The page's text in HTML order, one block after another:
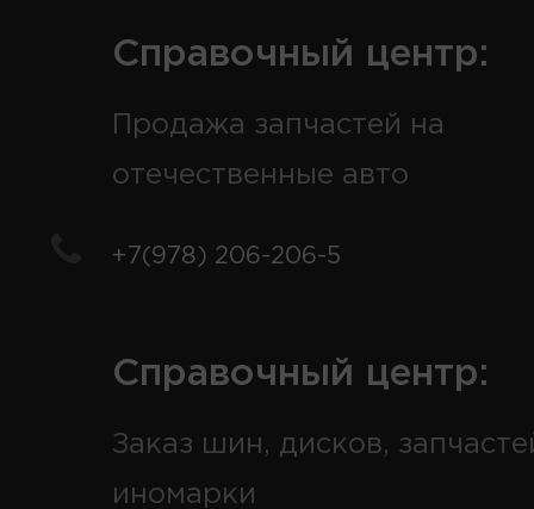
Справочный центр:
Продажа запчастей на
отечественные авто
+7(978) 206-206-5
Справочный центр:
Заказ шин, дисков,
иномарки